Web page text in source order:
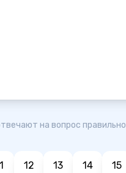
на вопрос правильно
12 13 14 15